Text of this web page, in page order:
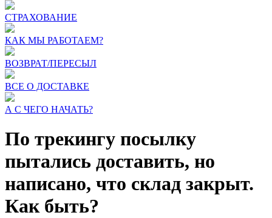
СТРАХОВАНИЕ
КАК МЫ РАБОТАЕМ?
ВОЗВРАТ/ПЕРЕСЫЛ
ВСЕ О ДОСТАВКЕ
А С ЧЕГО НАЧАТЬ?
По трекингу посылку
пытались доставить, но
написано, что склад закрыт.
Как быть?